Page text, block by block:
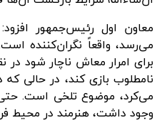
معاون اول رئیس‌جمهور
می‌رسد، واقعاً نگران‌کننده
برای امرار معاش ناچار شود
نامطلوب بازی کند، در حالی که
می‌کرد، موضوع تلخی است.
وجود داشت، هنرمند در محیط